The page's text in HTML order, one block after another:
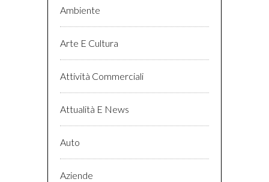
Ambiente
Arte E Cultura
Attività Commerciali
Attualità E News
Auto
Aziende